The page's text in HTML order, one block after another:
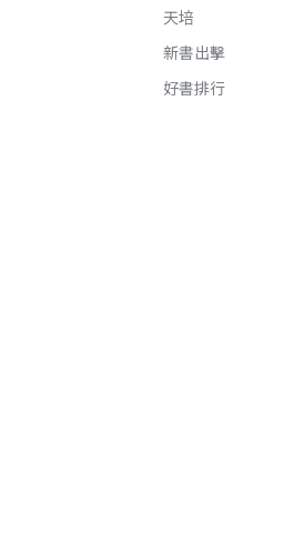
天培
新書出擊
好書排行